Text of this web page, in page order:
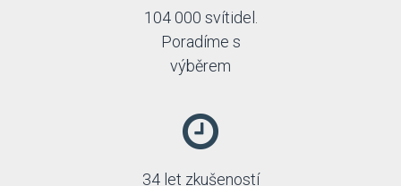
104 000 svítidel.
Poradíme s
výběrem
34 let zkušeností